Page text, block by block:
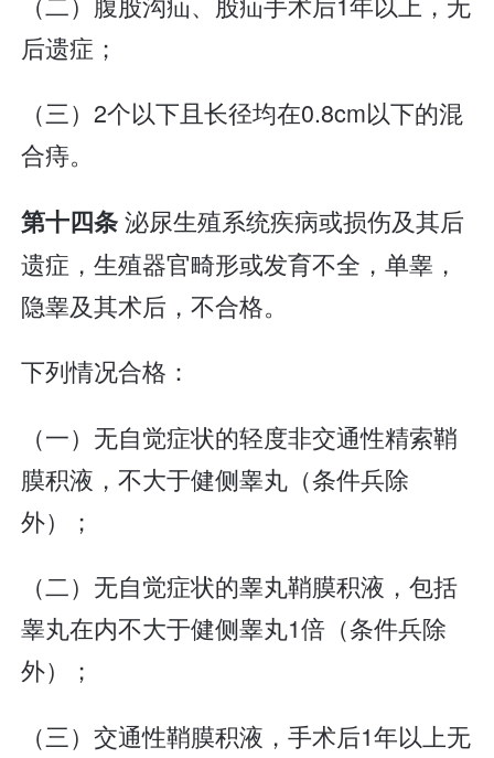
后遗症；
（三）2个以下且长径均在0.8cm以下的混
合痔。
第十四条泌尿生殖系统疾病或损伤及其后
遗症，生殖器官畸形或发育不全，单睾，
隐睾及其术后，不合格。
下列情况合格：
（一）无自觉症状的轻度非交通性精索鞘
膜积液，不大于健侧睾丸（条件兵除
外）；
（二）无自觉症状的睾丸鞘膜积液，包括
睾丸在内不大于健侧睾丸1倍（条件兵除
外）；
（三）交通性鞘膜积液，手术后1年以上无